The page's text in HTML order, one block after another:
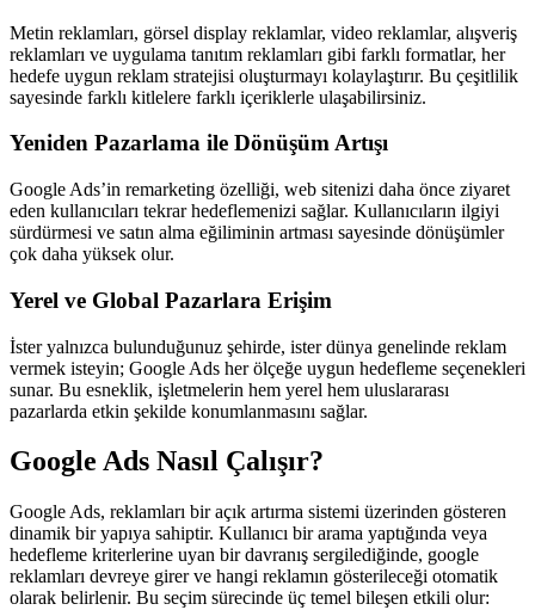
Metin reklamları, görsel display reklamlar, video reklamlar, alışveriş
reklamları ve uygulama tanıtım reklamları gibi farklı formatlar, her
hedefe uygun reklam stratejisi oluşturmayı kolaylaştırır. Bu çeşitlilik
sayesinde farklı kitlelere farklı içeriklerle ulaşabilirsiniz.
Yeniden Pazarlama ile Dönüşüm Artışı
Google Ads’in remarketing özelliği, web sitenizi daha önce ziyaret
eden kullanıcıları tekrar hedeflemenizi sağlar. Kullanıcıların ilgiyi
sürdürmesi ve satın alma eğiliminin artması sayesinde dönüşümler
çok daha yüksek olur.
Yerel ve Global Pazarlara Erişim
İster yalnızca bulunduğunuz şehirde, ister dünya genelinde reklam
vermek isteyin; Google Ads her ölçeğe uygun hedefleme seçenekleri
sunar. Bu esneklik, işletmelerin hem yerel hem uluslararası
pazarlarda etkin şekilde konumlanmasını sağlar.
Google Ads Nasıl Çalışır?
Google Ads, reklamları bir açık artırma sistemi üzerinden gösteren
dinamik bir yapıya sahiptir. Kullanıcı bir arama yaptığında veya
hedefleme kriterlerine uyan bir davranış sergilediğinde, google
reklamları devreye girer ve hangi reklamın gösterileceği otomatik
olarak belirlenir. Bu seçim sürecinde üç temel bileşen etkili olur: